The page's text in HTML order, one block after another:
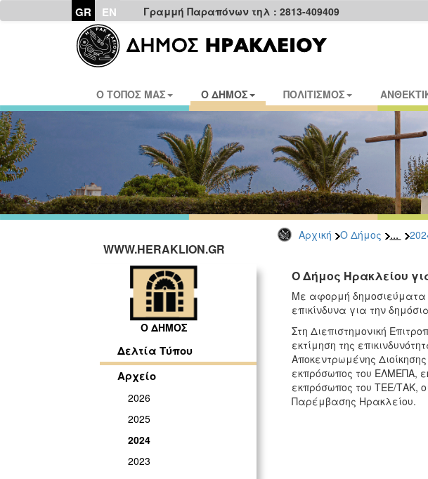
GR EN Γραμμή Παραπόνων τηλ : 2813-409409
Ο ΤΟΠΟΣ ΜΑΣ Ο ΔΗΜΟΣ ΠΟΛΙΤΙΣΜΟΣ
Αρχική Ο Δήμος ...
WWW.HERAKLION.GR
Ο ΔΗΜΟΣ
Δελτία Τύπου
Αρχείο
2026
2025
2024
2023
Ο Δήμος Ηρακλείου
Με αφορμή δημοσιεύματα
επικίνδυνα για την
Στη Διεπιστημονική
εκτίμηση της
Αποκεντρωμένης
εκπρόσωπος του ΕΛΜΕΠΑ,
εκπρόσωπος του ΤΕΕ/ΤΑΚ,
Παρέμβασης Ηρακλείου.